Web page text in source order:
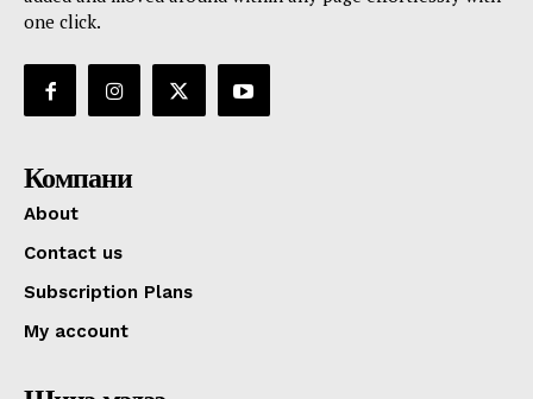
one click.
Компани
About
Contact us
Subscription Plans
My account